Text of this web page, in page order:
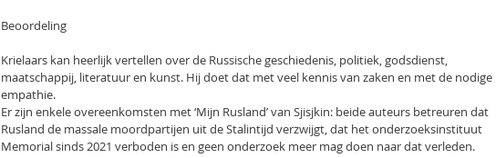
Beoordeling
Krielaars kan heerlijk vertellen over de Russische geschiedenis, politiek, godsdienst,
maatschappij, literatuur en kunst. Hij doet dat met veel kennis van zaken en met de nodige
empathie.
Er zijn enkele overeenkomsten met ‘Mijn Rusland’ van Sjisjkin: beide auteurs betreuren dat
Rusland de massale moordpartijen uit de Stalintijd verzwijgt, dat het onderzoeksinstituut
Memorial sinds 2021 verboden is en geen onderzoek meer mag doen naar dat verleden.